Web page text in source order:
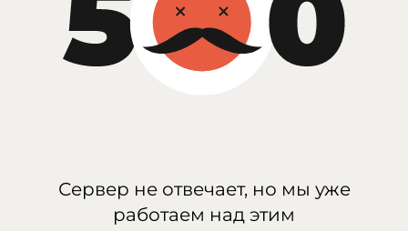
Сервер не отвечает, но мы уже
работаем над этим